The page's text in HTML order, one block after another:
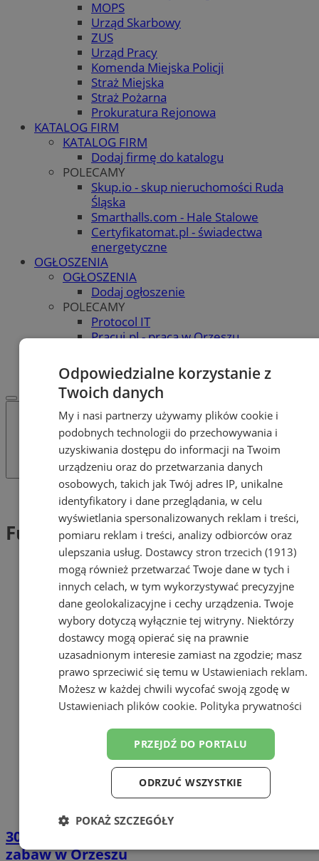
MOPS
Urząd Skarbowy
ZUS
Urząd Pracy
Komenda Miejska Policji
Straż Miejska
Straż Pożarna
Prokuratura Rejonowa
KATALOG FIRM
KATALOG FIRM
Dodaj firmę do katalogu
POLECAMY
Skup.io - skup nieruchomości Ruda
Śląska
Smarthalls.com - Hale Stalowe
Certyfikatomat.pl - świadectwa
energetyczne
OGŁOSZENIA
OGŁOSZENIA
Dodaj ogłoszenie
POLECAMY
Protocol IT
Pracuj.pl - praca w Orzeszu
WSPÓŁPRACA
Tag: Fundusz Pracy
Fundusz Pracy (1)
300 tysięcy złotych na modernizację placu
zabaw w Orzeszu
Odpowiedzialne korzystanie z
Twoich danych
My i nasi partnerzy używamy plików cookie i
podobnych technologii do przechowywania i
uzyskiwania dostępu do informacji na Twoim
urządzeniu oraz do przetwarzania danych
osobowych, takich jak Twój adres IP, unikalne
identyfikatory i dane przeglądania, w celu
wyświetlania spersonalizowanych reklam i treści,
pomiaru reklam i treści, analizy odbiorców oraz
ulepszania usług. Dostawcy stron trzecich (1913)
mogą również przetwarzać Twoje dane w tych i
innych celach, w tym wykorzystywać precyzyjne
dane geolokalizacyjne i cechy urządzenia. Twoje
wybory dotyczą wyłącznie tej witryny. Niektórzy
dostawcy mogą opierać się na prawnie
uzasadnionym interesie zamiast na zgodzie; masz
prawo sprzeciwić się temu w Ustawieniach reklam.
Możesz w każdej chwili wycofać swoją zgodę w
Ustawieniach plików cookie. Polityka prywatności
PRZEJDŹ DO PORTALU
ODRZUĆ WSZYSTKIE
POKAŻ SZCZEGÓŁY
Niezbędne Wydajność Targetowanie